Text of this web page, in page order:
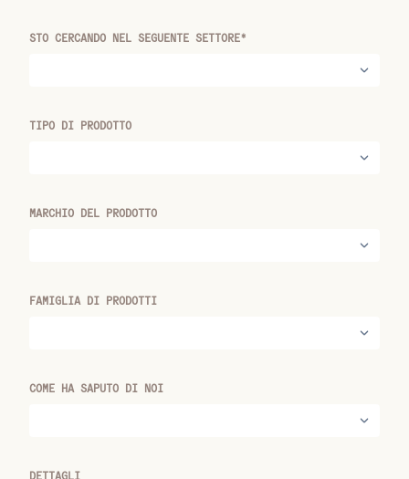
STO CERCANDO NEL SEGUENTE SETTORE*
TIPO DI PRODOTTO
MARCHIO DEL PRODOTTO
FAMIGLIA DI PRODOTTI
COME HA SAPUTO DI NOI
DETTAGLI